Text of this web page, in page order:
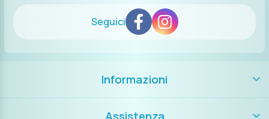
Seguici
Informazioni
Assistenza